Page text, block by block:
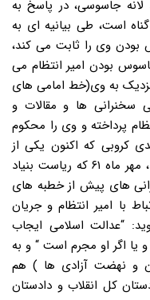
لانه جاسوسی، در پاسخ به
است، طی بیانیه ای به
جاسوس بودن وی را ثابت می کند،
بودن امیر انتظام می
نزدیک به وی(خط امامی های
ها و مقالات و
پرداخته و وی را محکوم
کروبی که اکنون یکی از
رهبران جریان اصلاحات شناخته می شود، مهر ماه ۶۱ که ریاست بنیاد
های پیش از خطبه های
با امیر انتظام و جریان
“عدالت اسلامی ایجاب
و یا اگر او مجرم است “ و به
و نهضت آزادی ها ) هم
کل انقلاب و دادستان